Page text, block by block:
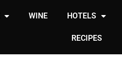
WINE HOTELS
RECIPES